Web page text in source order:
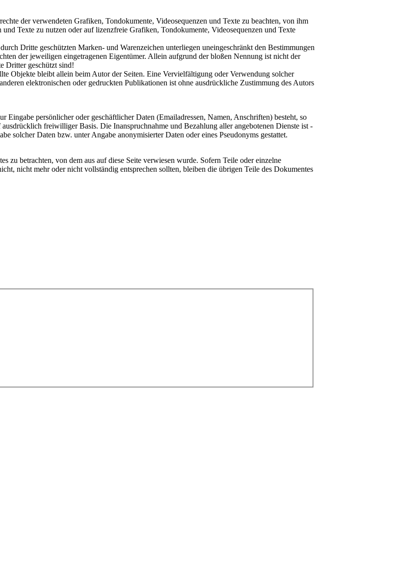
der verwendeten Grafiken, Tondokumente, Videosequenzen und Texte zu beachten, von ihm
Texte zu nutzen oder auf lizenzfreie Grafiken, Tondokumente, Videosequenzen und Texte
Dritte geschützten Marken- und Warenzeichen unterliegen uneingeschränkt den Bestimmungen
der jeweiligen eingetragenen Eigentümer. Allein aufgrund der bloßen Nennung ist nicht der
Dritter geschützt sind!
Objekte bleibt allein beim Autor der Seiten. Eine Vervielfältigung oder Verwendung solcher
elektronischen oder gedruckten Publikationen ist ohne ausdrückliche Zustimmung des Autors
Eingabe persönlicher oder geschäftlicher Daten (Emailadressen, Namen, Anschriften) besteht, so
freiwilliger Basis. Die Inanspruchnahme und Bezahlung aller angebotenen Dienste ist -
solcher Daten bzw. unter Angabe anonymisierter Daten oder eines Pseudonyms gestattet.
zu betrachten, von dem aus auf diese Seite verwiesen wurde. Sofern Teile oder einzelne
nicht mehr oder nicht vollständig entsprechen sollten, bleiben die übrigen Teile des Dokumentes